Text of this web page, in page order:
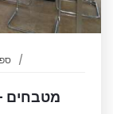
מטבחים